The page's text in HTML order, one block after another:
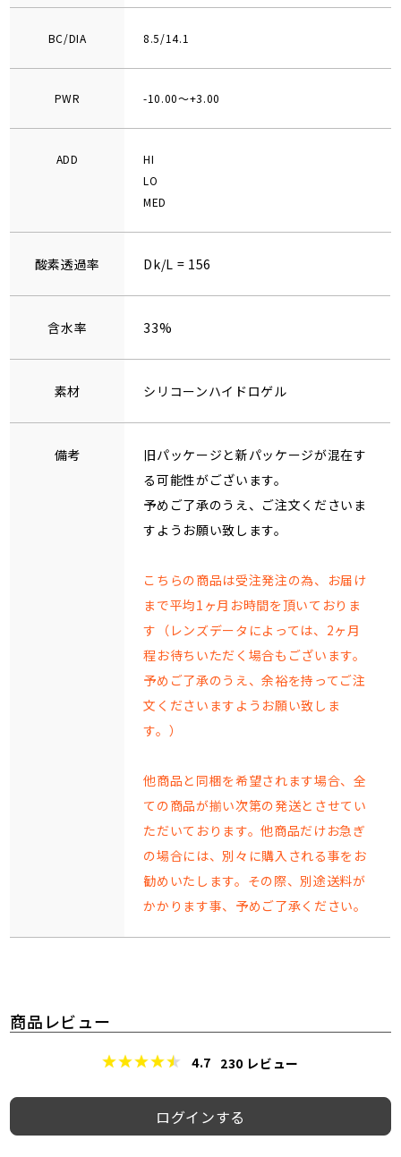
BC/DIA 8.5/14.1
PWR -10.00～+3.00
ADD
HI
LO
MED
酸素透過率 Dk/L = 156
含水率 33%
素材 シリコーンハイドロゲル
備考
旧パッケージと新パッケージが混在す
る可能性がございます。
予めご了承のうえ、ご注文くださいま
すようお願い致します。
こちらの商品は受注発注の為、お届け
まで平均1ヶ月お時間を頂いておりま
す（レンズデータによっては、2ヶ月
程お待ちいただく場合もございます。
予めご了承のうえ、余裕を持ってご注
文くださいますようお願い致しま
す。）
他商品と同梱を希望されます場合、全
ての商品が揃い次第の発送とさせてい
ただいております。他商品だけお急ぎ
の場合には、別々に購入される事をお
勧めいたします。その際、別途送料が
かかります事、予めご了承ください。
商品レビュー
4.7 230 レビュー
ログインする